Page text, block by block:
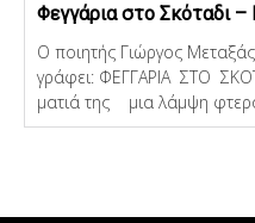
Φεγγάρια στο Σκόταδι
Ο ποιητής Γιώργος
γράφει: ΦΕΓΓΑΡΙΑ ΣΤΟ
ματιά της μια λάμψη